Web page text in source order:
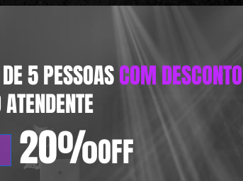
5 PESSOASCOM DESCONTO
20%OFF